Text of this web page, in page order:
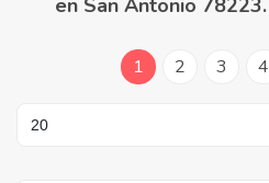
en San Antonio 78223.
1 2 3 4